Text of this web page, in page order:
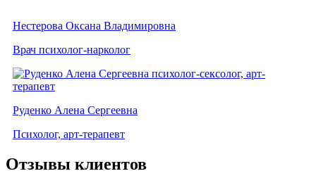
Нестерова Оксана Владимировна
Врач психолог-нарколог
Руденко Алена Сергеевна
Психолог, арт-терапевт
Отзывы клиентов